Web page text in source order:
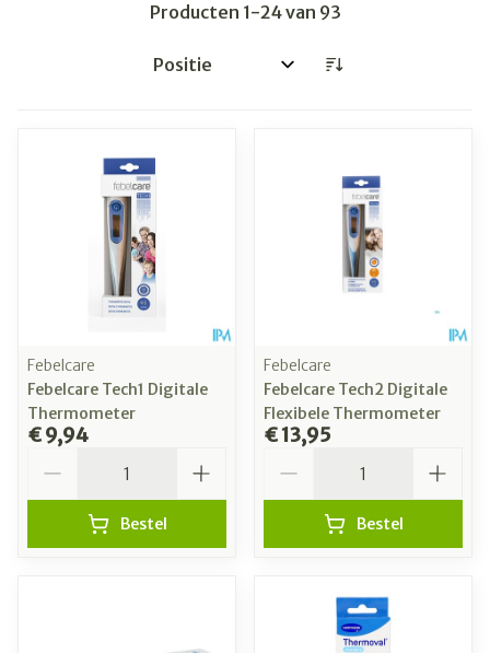
Producten 1-24van 93
Sorteer op:
Febelcare
Febelcare Tech1 Digitale
Thermometer
€ 9,94
Bestel
Febelcare
Febelcare Tech2 Digitale
Flexibele Thermometer
€ 13,95
Bestel